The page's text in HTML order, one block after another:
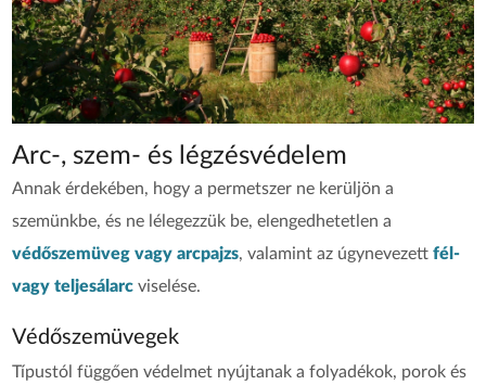
Arc-, szem- és légzésvédelem
Annak érdekében, hogy a permetszer ne kerüljön a
szemünkbe, és ne lélegezzük be, elengedhetetlen a
védőszemüveg vagy arcpajzs, valamint az úgynevezettfél-
vagy teljesálarc viselése.
Védőszemüvegek
Típustól függően védelmet nyújtanak a folyadékok, porok és